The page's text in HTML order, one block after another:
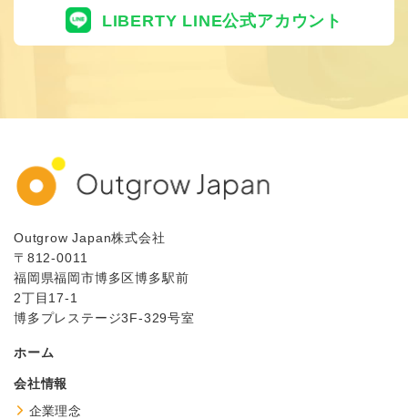
LIBERTY LINE公式アカウント
Outgrow Japan株式会社
〒812-0011
福岡県福岡市博多区博多駅前
2丁目17-1
博多プレステージ3F-329号室
ホーム
会社情報
企業理念